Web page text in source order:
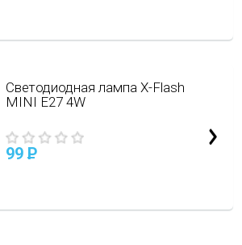
Cветодиодная лампа X-Flash
MINI E27 4W
99 P